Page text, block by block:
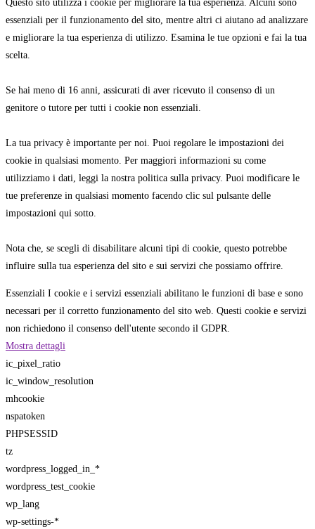
Questo sito utilizza i cookie per migliorare la tua esperienza. Alcuni sono
essenziali per il funzionamento del sito, mentre altri ci aiutano ad analizzare
e migliorare la tua esperienza di utilizzo. Esamina le tue opzioni e fai la tua
scelta.
Se hai meno di 16 anni, assicurati di aver ricevuto il consenso di un
genitore o tutore per tutti i cookie non essenziali.
La tua privacy è importante per noi. Puoi regolare le impostazioni dei
cookie in qualsiasi momento. Per maggiori informazioni su come
utilizziamo i dati, leggi la nostra politica sulla privacy. Puoi modificare le
tue preferenze in qualsiasi momento facendo clic sul pulsante delle
impostazioni qui sotto.
Nota che, se scegli di disabilitare alcuni tipi di cookie, questo potrebbe
influire sulla tua esperienza del sito e sui servizi che possiamo offrire.
Essenziali I cookie e i servizi essenziali abilitano le funzioni di base e sono
necessari per il corretto funzionamento del sito web. Questi cookie e servizi
non richiedono il consenso dell'utente secondo il GDPR.
Mostra dettagli
ic_pixel_ratio
ic_window_resolution
mhcookie
nspatoken
PHPSESSID
tz
wordpress_logged_in_*
wordpress_test_cookie
wp_lang
wp-settings-*